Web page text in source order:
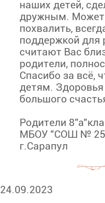
наших детей,
дружным.
похвалить,
поддержкой для
считают Вас
родители,
Спасибо за всё,
детям. Здоровья
большого
Родители
МБОУ "СОШ №
г.Сарапул
24.09.2023